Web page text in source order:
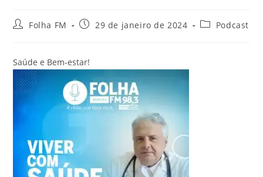
Folha FM 29 de janeiro de 2024 Podcast
Saúde e Bem-estar!